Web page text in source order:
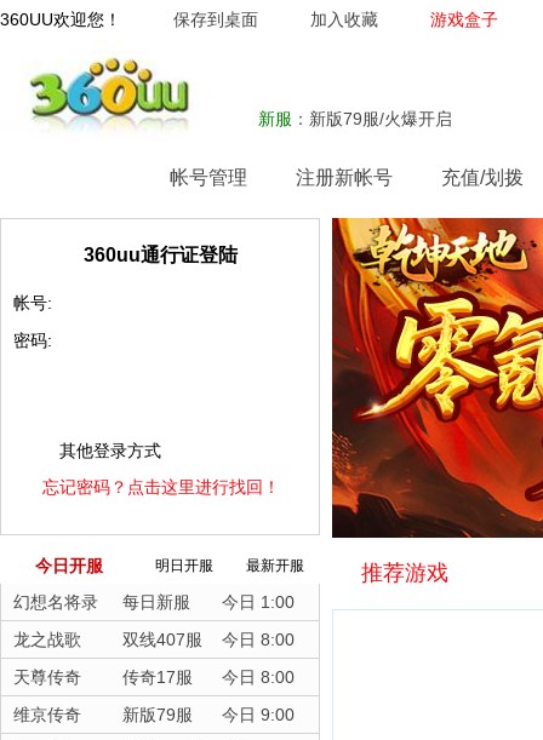
360UU欢迎您！ 保存到桌面 加入收藏 游戏盒子
新服： 新版79服/火爆开启
帐号管理 注册新帐号 充值/划拨
360uu通行证登陆
帐号:
密码:
其他登录方式
忘记密码？点击这里进行找回！
今日开服 明日开服 最新开服
幻想名将录 每日新服
今日 1:00
龙之战歌
双线407服
今日 8:00
天尊传奇
传奇17服
今日 8:00
维京传奇
新版79服
今日 9:00
推荐游戏